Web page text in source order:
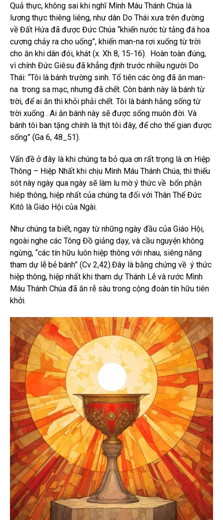
Quả thực, không sai khi nghĩ Mình Máu Thánh Chúa là
lương thực thiêng liêng, như dân Do Thái xưa trên đường
về Đất Hứa đã được Đức Chúa “khiến nước từ tảng đá hoa
cương chảy ra cho uống”, khiến man-na rơi xuống từ trời
cho ăn khi dân đói, khát (x. Xh 8, 15-16). Hoàn toàn đúng,
vì chính Đức Giêsu đã khẳng đjnh trước nhiều người Do
Thái: “Tôi là bánh trường sinh. Tổ tiên các ông đã ăn man-
na trong sa mạc, nhưng đã chết. Còn bánh này là bánh từ
trời, để ai ăn thì khỏi phải chết. Tôi là bánh hằng sống từ
trời xuống . Ai ăn bánh này sẽ được sống muôn đời. Và
bánh tôi ban tặng chính là thịt tôi đây, để cho thế gian được
sống” (Ga 6, 48_51).
Vấn đề ở đây là khi chúng ta bỏ qua ơn rất trọng là ơn Hiệp
Thông – Hiệp Nhất khi chịu Mình Máu Thánh Chúa, thì thiếu
sót này ngày qua ngày sẽ làm lu mờ ý thức về bổn phận
hiêp thông, hiệp nhất của chúng ta đối với Thân Thể Đức
Kitô là Giáo Hội của Ngài.
Như chúng ta biết, ngay từ những ngày đầu của Giáo Hội,
ngoài nghe các Tông Đồ giảng dạy, và cầu nguyện không
ngừng, “các tín hữu luôn hiệp thông với nhau, siêng năng
tham dự lễ bẻ bánh” (Cv 2,42).Đây là bằng chứng về ý thức
hiệp thông, hiệp nhất khi tham dự Thánh Lễ và rước Mình
Máu Thánh Chúa đã ăn rễ sâu trong cộng đoàn tín hữu tiên
khởi.